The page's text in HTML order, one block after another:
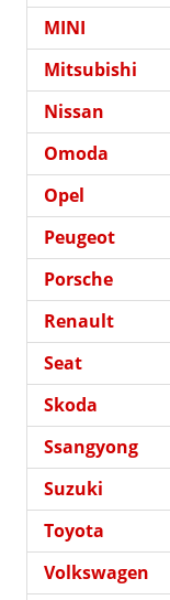
MINI
Mitsubishi
Nissan
Omoda
Opel
Peugeot
Porsche
Renault
Seat
Skoda
Ssangyong
Suzuki
Toyota
Volkswagen